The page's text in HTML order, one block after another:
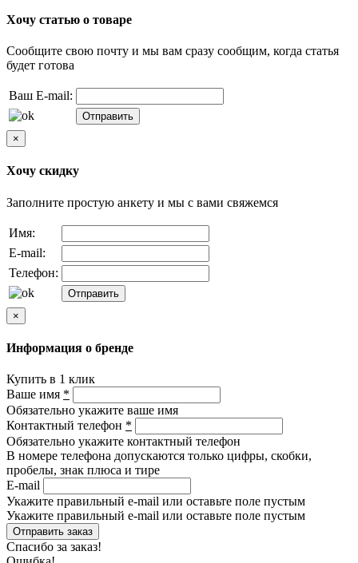
Хочу статью о товаре
Сообщите свою почту и мы вам сразу сообщим, когда статья
будет готова
Ваш E-mail:
×
Хочу скидку
Заполните простую анкету и мы с вами свяжемся
Имя:
E-mail:
Телефон:
×
Информация о бренде
Купить в 1 клик
Ваше имя *
Обязательно укажите ваше имя
Контактный телефон *
Обязательно укажите контактный телефон
В номере телефона допускаются только цифры, скобки,
пробелы, знак плюса и тире
E-mail
Укажите правильный e-mail или оставьте поле пустым
Укажите правильный e-mail или оставьте поле пустым
Спасибо за заказ!